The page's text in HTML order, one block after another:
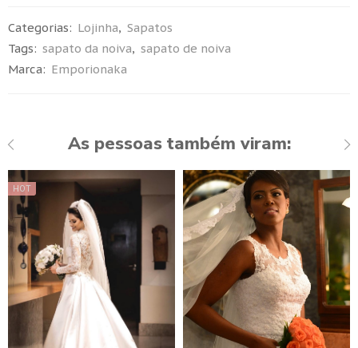
Categorias: Lojinha, Sapatos
Tags: sapato da noiva, sapato de noiva
Marca: Emporionaka
As pessoas também viram:
HOT